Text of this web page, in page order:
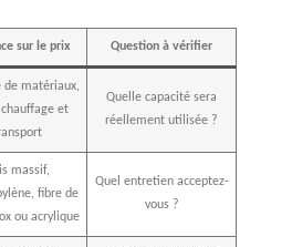
sur le prix Question à vérifier
de matériaux,
et
Quelle capacité sera
réellement utilisée ?
massif,
fibre de
ou acrylique
Quel entretien acceptez-
vous ?